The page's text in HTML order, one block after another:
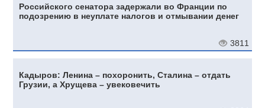
Российского сенатора задержали во Франции по
подозрению в неуплате налогов и отмывании денег
3811
Кадыров: Ленина – похоронить, Сталина – отдать
Грузии, а Хрущева – увековечить